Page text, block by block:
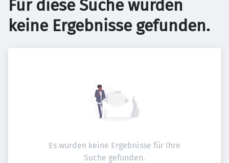
Für diese Suche wurden
keine Ergebnisse gefunden.
Es wurden keine Ergebnisse für Ihre
Suche gefunden.